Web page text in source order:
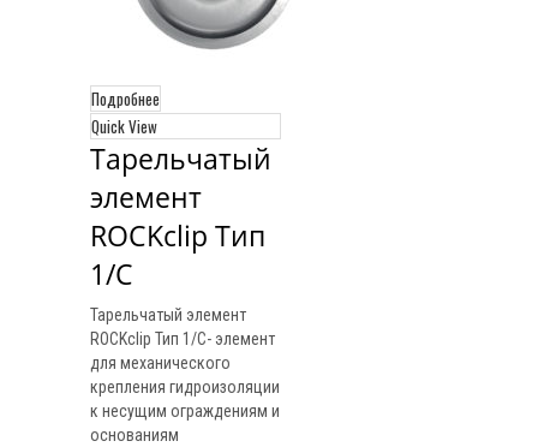
Подробнее
Quick View
Тарельчатый
элемент
ROCKclip Тип
1/С
Тарельчатый элемент
ROCKclip Тип 1/С- элемент
для механического
крепления гидроизоляции
к несущим ограждениям и
основаниям